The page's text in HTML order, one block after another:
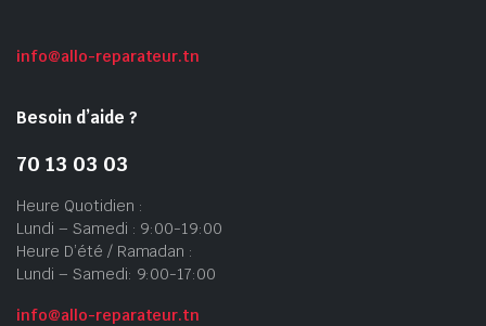
info@allo-reparateur.tn
Besoin d’aide ?
70 13 03 03
Heure Quotidien :
Lundi – Samedi : 9:00-19:00
Heure D’été / Ramadan :
Lundi – Samedi: 9:00-17:00
info@allo-reparateur.tn